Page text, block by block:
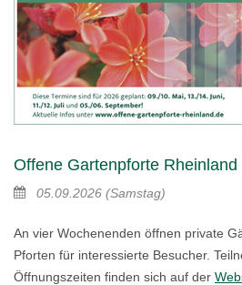
Offene Gartenpforte Rheinland
05.09.2026 (Samstag)
An vier Wochenenden öffnen private
Pforten für interessierte Besucher.
Öffnungszeiten finden sich auf der